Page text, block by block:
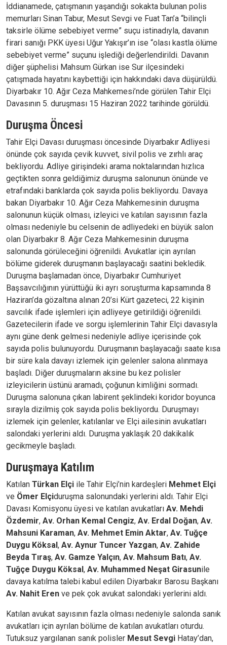
İddianamede, çatışmanın yaşandığı sokakta bulunan polis
memurları Sinan Tabur, Mesut Sevgi ve Fuat Tan’a “bilinçli
taksirle ölüme sebebiyet verme” suçu istinadıyla, davanın
firari sanığı PKK üyesi Uğur Yakışır’ın ise “olası kastla ölüme
sebebiyet verme” suçunu işlediği değerlendirildi. Davanın
diğer şüphelisi Mahsum Gürkan ise Sur ilçesindeki
çatışmada hayatını kaybettiği için hakkındaki dava düşürüldü.
Diyarbakır 10. Ağır Ceza Mahkemesi’nde görülen Tahir Elçi
Davasının 5. duruşması 15 Haziran 2022 tarihinde görüldü.
Duruşma Öncesi
Tahir Elçi Davası duruşması öncesinde Diyarbakır Adliyesi
önünde çok sayıda çevik kuvvet, sivil polis ve zırhlı araç
bekliyordu. Adliye girişindeki arama noktalarından hızlıca
geçtikten sonra geldiğimiz duruşma salonunun önünde ve
etrafındaki banklarda çok sayıda polis bekliyordu. Davaya
bakan Diyarbakır 10. Ağır Ceza Mahkemesinin duruşma
salonunun küçük olması, izleyici ve katılan sayısının fazla
olması nedeniyle bu celsenin de adliyedeki en büyük salon
olan Diyarbakır 8. Ağır Ceza Mahkemesinin duruşma
salonunda görüleceğini öğrenildi. Avukatlar için ayrılan
bölüme giderek duruşmanın başlayacağı saatini bekledik.
Duruşma başlamadan önce, Diyarbakır Cumhuriyet
Başsavcılığının yürüttüğü iki ayrı soruşturma kapsamında 8
Haziran’da gözaltına alınan 20’si Kürt gazeteci, 22 kişinin
savcılık ifade işlemleri için adliyeye getirildiği öğrenildi.
Gazetecilerin ifade ve sorgu işlemlerinin Tahir Elçi davasıyla
aynı güne denk gelmesi nedeniyle adliye içerisinde çok
sayıda polis bulunuyordu. Duruşmanın başlayacağı saate kısa
bir süre kala davayı izlemek için gelenler salona alınmaya
başladı. Diğer duruşmaların aksine bu kez polisler
izleyicilerin üstünü aramadı, çoğunun kimliğini sormadı.
Duruşma salonuna çıkan labirent şeklindeki koridor boyunca
sırayla dizilmiş çok sayıda polis bekliyordu. Duruşmayı
izlemek için gelenler, katılanlar ve Elçi ailesinin avukatları
salondaki yerlerini aldı. Duruşma yaklaşık 20 dakikalık
gecikmeyle başladı.
Duruşmaya Katılım
Katılan Türkan Elçi ile Tahir Elçi’nin kardeşleri Mehmet Elçi
ve Ömer Elçiduruşma salonundaki yerlerini aldı. Tahir Elçi
Davası Komisyonu üyesi ve katılan avukatları Av. Mehdi
Özdemir, Av. Orhan Kemal Cengiz, Av. Erdal Doğan, Av.
Mahsuni Karaman, Av. Mehmet Emin Aktar, Av. Tuğçe
Duygu Köksal , Av. Aynur Tuncer Yazgan, Av. Zahide
Beyda Tıraş, Av. Gamze Yalçın, Av. Mahsum Batı, Av.
Tuğçe Duygu Köksal , Av. Muhammed Neşat Girasunile
davaya katılma talebi kabul edilen Diyarbakır Barosu Başkanı
Av. Nahit Eren ve pek çok avukat salondaki yerlerini aldı.
Katılan avukat sayısının fazla olması nedeniyle salonda sanık
avukatları için ayrılan bölüme de katılan avukatları oturdu.
Tutuksuz yargılanan sanık polisler Mesut Sevgi Hatay’dan,